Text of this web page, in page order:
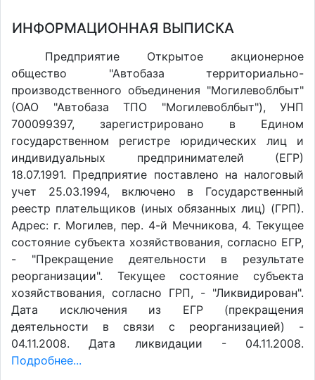
ИНФОРМАЦИОННАЯ ВЫПИСКА
Предприятие Открытое акционерное
общество "Автобаза территориально-
производственного объединения "Могилевоблбыт"
(ОАО "Автобаза ТПО "Могилевоблбыт"), УНП
700099397, зарегистрировано в Едином
государственном регистре юридических лиц и
индивидуальных предпринимателей (ЕГР)
18.07.1991. Предприятие поставлено на налоговый
учет 25.03.1994, включено в Государственный
реестр плательщиков (иных обязанных лиц) (ГРП).
Адрес: г. Могилев, пер. 4-й Мечникова, 4. Текущее
состояние субъекта хозяйствования, согласно ЕГР,
- "Прекращение деятельности в результате
реорганизации". Текущее состояние субъекта
хозяйствования, согласно ГРП, - "Ликвидирован".
Дата исключения из ЕГР (прекращения
деятельности в связи с реорганизацией) -
04.11.2008. Дата ликвидации - 04.11.2008.
Подробнее...